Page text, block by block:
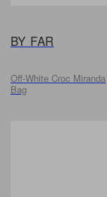
BY FAR
Off-White Croc Miranda
Bag